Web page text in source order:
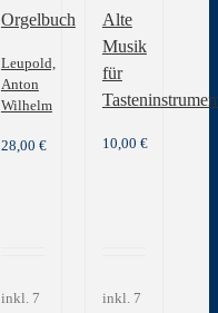
Orgelbuch
Leupold,
Anton
Wilhelm
28,00 €
inkl. 7
Alte
Musik
für
10,00 €
inkl. 7